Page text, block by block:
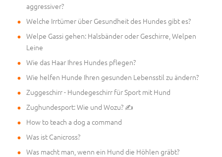
aggressiver?
Welche Irrtümer über Gesundheit des Hundes gibt es?
Welpe Gassi gehen: Halsbänder oder Geschirre, Welpen
Leine
Wie das Haar Ihres Hundes pflegen?
Wie helfen Hunde Ihren gesunden Lebensstil zu ändern?
Zuggeschirr - Hundegeschirr für Sport mit Hund
Zughundesport: Wie und Wozu? ✍
How to teach a dog a command
Was ist Canicross?
Was macht man, wenn ein Hund die Höhlen gräbt?